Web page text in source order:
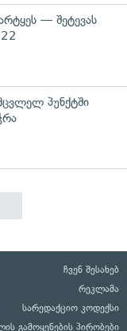
— შეტევას
პუნქტში
ჩვენ შესახებ
რეკლამა
სარედაქციო კოდექსი
გამოყენების პირობები